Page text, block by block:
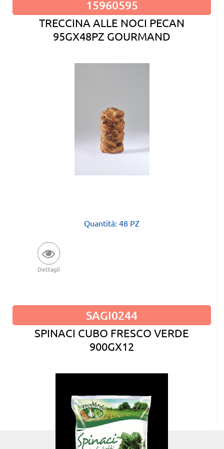
15960595
TRECCINA ALLE NOCI PECAN
95GX48PZ GOURMAND
Quantità: 48 PZ
Dettagli
SAGI0244
SPINACI CUBO FRESCO VERDE
900GX12